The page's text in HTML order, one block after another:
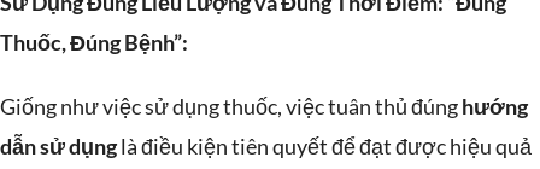
Thuốc, Đúng Bệnh”:
Giống như việc sử dụng thuốc, việc tuân thủ đúnghướng
dẫn sử dụnglà điều kiện tiên quyết để đạt được hiệu quả